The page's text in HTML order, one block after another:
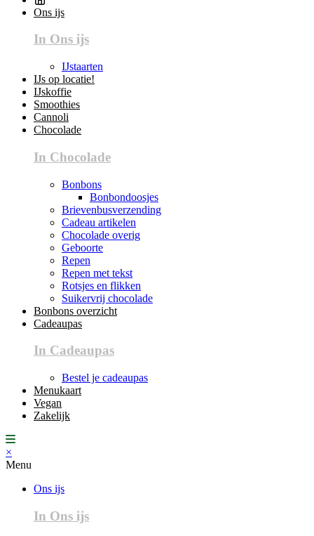
Ons ijs
In Ons ijs
IJstaarten
IJs op locatie!
IJskoffie
Smoothies
Cannoli
Chocolade
In Chocolade
Bonbons
Bonbondoosjes
Brievenbusverzending
Cadeau artikelen
Chocolade overig
Geboorte
Repen
Repen met tekst
Rotsjes en flikken
Suikervrij chocolade
Bonbons overzicht
Cadeaupas
In Cadeaupas
Bestel je cadeaupas
Menukaart
Vegan
Zakelijk
×
Menu
Ons ijs
In Ons ijs